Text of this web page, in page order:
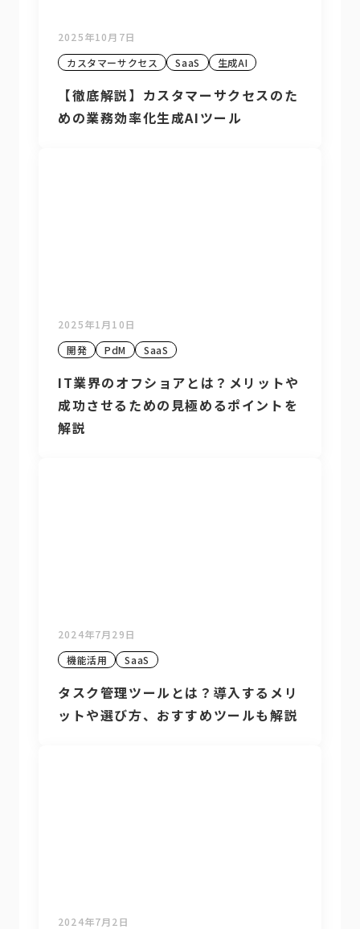
2025年10月7日
カスタマーサクセス
SaaS 生成AI
【徹底解説】カスタマーサクセスのた
めの業務効率化生成AIツール
2025年1月10日
開発
PdM SaaS
IT業界のオフショアとは？メリットや
成功させるための見極めるポイントを
解説
2024年7月29日
機能活用
SaaS
タスク管理ツールとは？導入するメリ
ットや選び方、おすすめツールも解説
2024年7月2日